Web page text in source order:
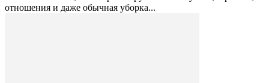
отношения и даже обычная уборка...